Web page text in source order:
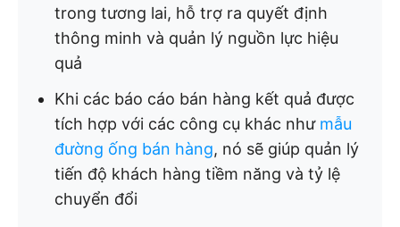
trong tương lai, hỗ trợ ra quyết định
thông minh và quản lý nguồn lực hiệu
quả
Khi các báo cáo bán hàng kết quả được
tích hợp với các công cụ khác như mẫu
đường ống bán hàng, nó sẽ giúp quản lý
tiến độ khách hàng tiềm năng và tỷ lệ
chuyển đổi